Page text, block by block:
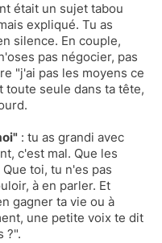
était un sujet tabou
expliqué. Tu as
silence. En couple,
pas négocier, pas
"j'ai pas les moyens ce
seule dans ta tête,
: tu as grandi avec
c'est mal. Que les
toi, tu n'es pas
à en parler. Et
gagner ta vie ou à
une petite voix te dit
?".